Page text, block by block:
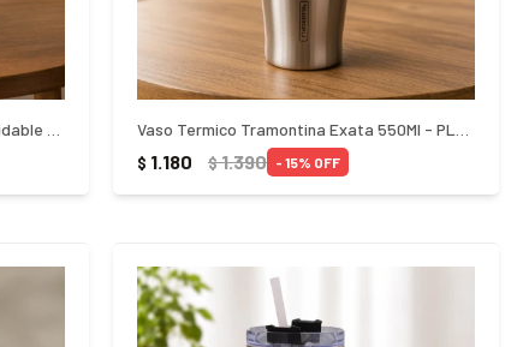
$ 1.180 $1.390 15